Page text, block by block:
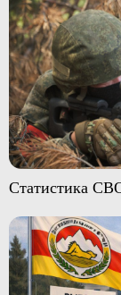
Статистика